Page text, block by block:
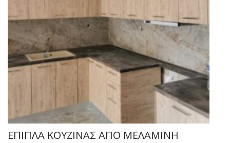
ΕΠΙΠΛΑ ΚΟΥΖΙΝΑΣ ΑΠΟ ΜΕΛΑΜΙΝΗ